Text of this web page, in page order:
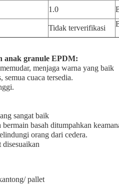
1.0
Tidak terverifikasi
anak granule EPDM:
menjaga warna yang baik
semua cuaca tersedia.
sangat baik
basah ditumpahkan
orang dari cedera.
disesuaikan
pallet